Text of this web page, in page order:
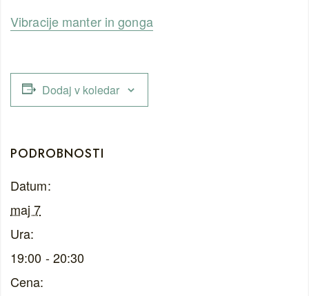
Vibracije manter in gonga
Dodaj v koledar
PODROBNOSTI
Datum:
maj 7
Ura:
19:00 - 20:30
Cena: